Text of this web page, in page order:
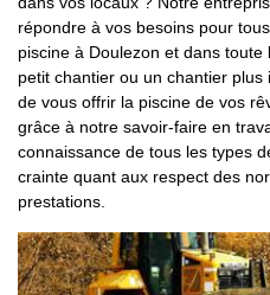
répondre à vos besoins pour
piscine à Doulezon et dans
petit chantier ou un chantier
de vous offrir la piscine de vos
grâce à notre savoir-faire en
connaissance de tous les types
crainte quant aux respect des
prestations.